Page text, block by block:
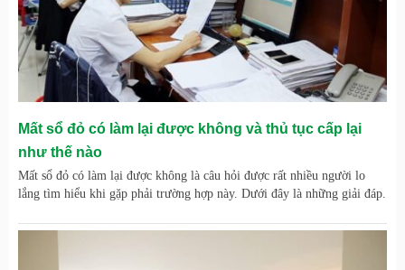
Mất sổ đỏ có làm lại được không và thủ tục cấp lại
như thế nào
Mất sổ đỏ có làm lại được không là câu hỏi được rất nhiều người lo
lắng tìm hiểu khi gặp phải trường hợp này. Dưới đây là những giải đáp.